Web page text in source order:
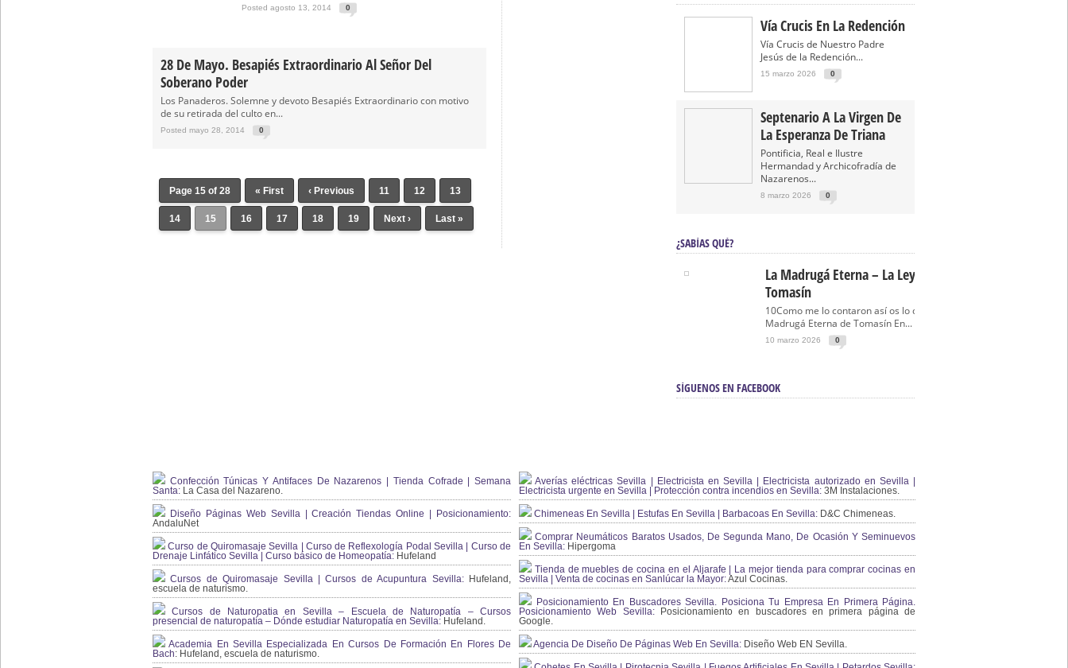
Posted agosto 13, 2014 0
28 De Mayo. Besapiés Extraordinario Al Señor Del
Soberano Poder
Los Panaderos. Solemne y devoto Besapiés Extraordinario con motivo
de su retirada del culto en...
Posted mayo 28, 2014 0
Page 15 of 28 « First ‹ Previous 11 12 13
14 15 16 17 18 19 Next › Last »
Vía Crucis En La Redención
Vía Crucis de Nuestro Padre
Jesús de la Redención...
15 marzo 2026 0
Septenario A La Virgen De
La Esperanza De Triana
Pontificia, Real e Ilustre
Hermandad y Archicofradía de
Nazarenos...
8 marzo 2026 0
¿SABÍAS QUÉ?
La Madrugá Eterna – La Leyenda De
Tomasín
10Como me lo contaron así os lo cuento… La
Madrugá Eterna de Tomasín En...
10 marzo 2026 0
SÍGUENOS EN FACEBOOK
Confección Túnicas Y Antifaces De Nazarenos | Tienda Cofrade | Semana
Santa: La Casa del Nazareno.
Diseño Páginas Web Sevilla | Creación Tiendas Online | Posicionamiento:
AndaluNet
Curso de Quiromasaje Sevilla | Curso de Reflexología Podal Sevilla | Curso de
Drenaje Linfático Sevilla | Curso básico de Homeopatía: Hufeland
Cursos de Quiromasaje Sevilla | Cursos de Acupuntura Sevilla:Hufeland,
escuela de naturismo.
Cursos de Naturopatia en Sevilla – Escuela de Naturopatía – Cursos
presencial de naturopatía – Dónde estudiar Naturopatía en Sevilla: Hufeland.
Academia En Sevilla Especializada En Cursos De Formación En Flores De
Bach: Hufeland, escuela de naturismo.
Averías eléctricas Sevilla | Electricista en Sevilla | Electricista autorizado en Sevilla |
Electricista urgente en Sevilla | Protección contra incendios en Sevilla: 3M Instalaciones.
Chimeneas En Sevilla | Estufas En Sevilla | Barbacoas En Sevilla: D&C Chimeneas.
Comprar Neumáticos Baratos Usados, De Segunda Mano, De Ocasión Y Seminuevos
En Sevilla: Hipergoma
Tienda de muebles de cocina en el Aljarafe | La mejor tienda para comprar cocinas en
Sevilla | Venta de cocinas en Sanlúcar la Mayor:Azul Cocinas.
Posicionamiento En Buscadores Sevilla. Posiciona Tu Empresa En Primera Página.
Posicionamiento Web Sevilla:Posicionamiento en buscadores en primera página de
Google.
Agencia De Diseño De Páginas Web En Sevilla: Diseño Web EN Sevilla.